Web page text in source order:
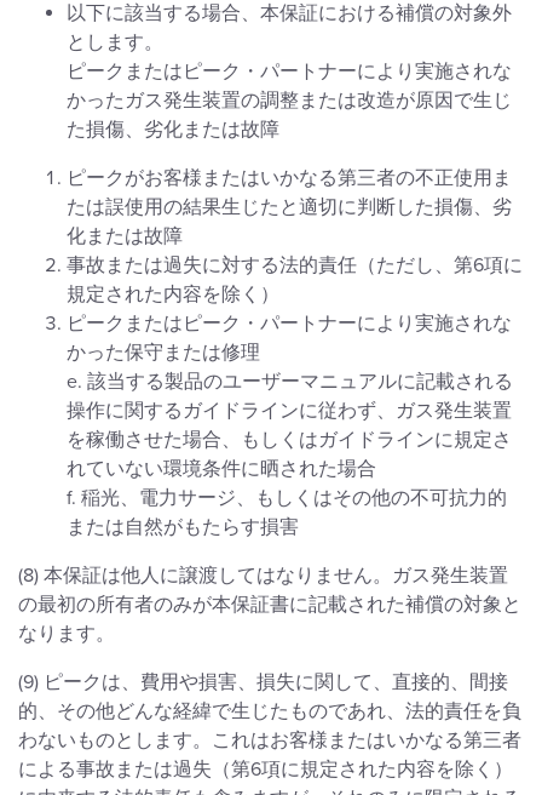
以下に該当する場合、本保証における補償の対象外
とします。
ピークまたはピーク・パートナーにより実施されな
かったガス発生装置の調整または改造が原因で生じ
た損傷、劣化または故障
ピークがお客様またはいかなる第三者の不正使用ま
たは誤使用の結果生じたと適切に判断した損傷、劣
化または故障
事故または過失に対する法的責任（ただし、第6項に
規定された内容を除く）
ピークまたはピーク・パートナーにより実施されな
かった保守または修理
e. 該当する製品のユーザーマニュアルに記載される
操作に関するガイドラインに従わず、ガス発生装置
を稼働させた場合、もしくはガイドラインに規定さ
れていない環境条件に晒された場合
f. 稲光、電力サージ、もしくはその他の不可抗力的
または自然がもたらす損害
(8) 本保証は他人に譲渡してはなりません。ガス発生装置
の最初の所有者のみが本保証書に記載された補償の対象と
なります。
(9) ピークは、費用や損害、損失に関して、直接的、間接
的、その他どんな経緯で生じたものであれ、法的責任を負
わないものとします。これはお客様またはいかなる第三者
による事故または過失（第6項に規定された内容を除く）